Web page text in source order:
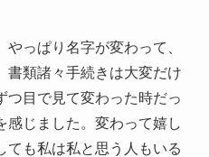
っぱり名字が変わって、
書類諸々手続きは大変だけ
つ目で見て変わった時だっ
感じました。変わって嬉し
ても私は私と思う人もいる